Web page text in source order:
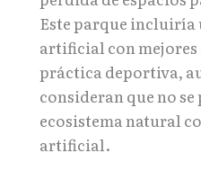
Este parque incluiría
artificial con
práctica deportiva,
consideran que no
ecosistema natural
artificial.